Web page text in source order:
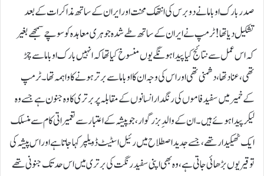
صدر بارک اوباما نے دو برس کی انتھک محنت اور ایران کے ساتھ مذاکرات کے بعد
تشکیل دیا تھا!ٹرمپ نے ایران کے ساتھ طے شدہ جوہری معاہدہ کو سوچے سمجھے بغیر
کہ اس عمل سے نتائج کیا پیدا ہونگے یوں منسوخ کیا تھا کہ انہیں بارک اوباما سے چڑ
تھی، عناد تھا، دشمنی تھی اور اس کی وجہ ان کا اوباما سے برتر ہونے کا واہمہ تھا۔ٹرمپ
کے خمیر میں سفید فاموں کی رنگدار انسانوں کے مقابلہ پر برتری کا وہ جنون ہے جسے وہ
لیکر پیدا ہوئے ہیں۔ ان کے والدِ بزرگوار ، جو پیشہ کے اعتبار سے تعمیراتی کام سے منسلک
ایک ٹھیکیدار تھے، جسے جدید اصطلاح میں رئیل اسٹیٹ ڈویلپر کہا جاتا ہے اور اس پیشہ کی
توقیر یوں بڑھائی جاتی ہے، وہ بھی اپنی سفید رنگت کی برتری میں اس حد تک جنونی تھے